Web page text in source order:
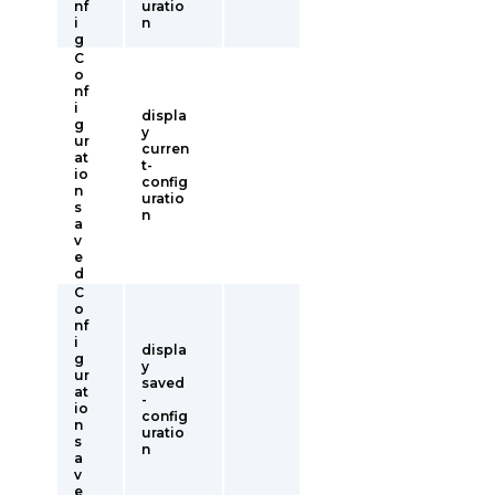
nf
i
g
uratio
n
C
o
nf
i
g
ur
at
io
n
s
a
v
e
d
displa
y
curren
t-
config
uratio
n
C
o
nf
i
g
ur
at
io
n
s
a
v
e
displa
y
saved
-
config
uratio
n